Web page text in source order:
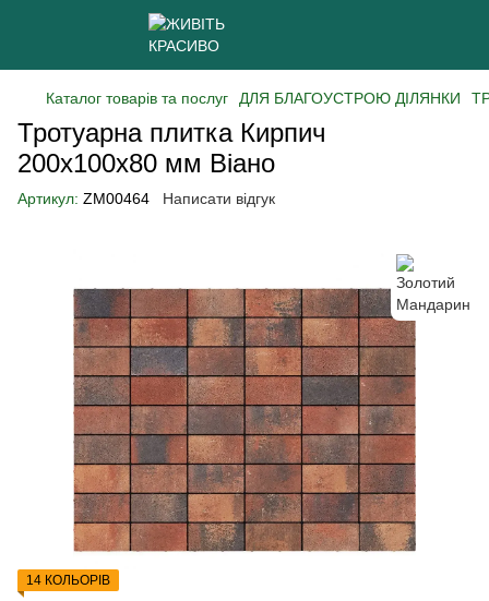
Каталог товарів та послуг ДЛЯ БЛАГОУСТРОЮ ДІЛЯНКИ
Тротуарна плитка Кирпич
200х100х80 мм Віано
Артикул: ZM00464 Написати відгук
14 КОЛЬОРІВ